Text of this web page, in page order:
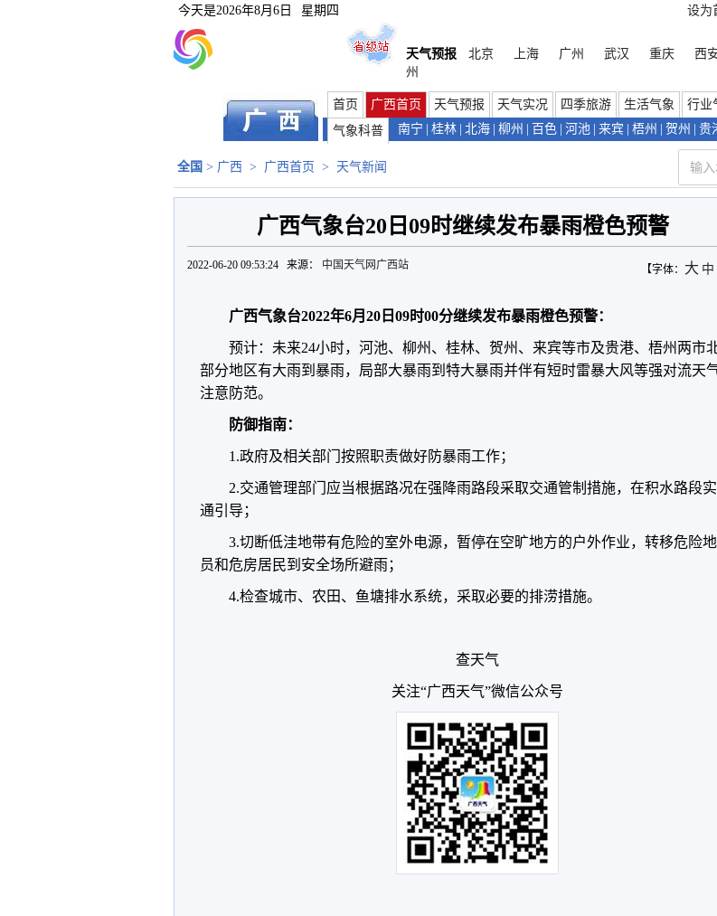
今天是2026年8月6日 星期四 设为
天气预报
北京 上海 广州 武汉 重庆 西
州
首页 广西首页 天气预报 天气实况 四季旅游 生活气象 行业
气象科普
南宁 桂林 北海 柳州 百色 河池 来宾 梧州 贺州 贵
全国 > 广西 > 广西首页 > 天气新闻
广西气象台20日09时继续发布暴雨橙色预警
【字体： 大 中
2022-06-20 09:53:24 来源： 中国天气网广西站
广西气象台2022年6月20日09时00分继续发布暴雨橙色预警：
预计：未来24小时，河池、柳州、桂林、贺州、来宾等市及贵港、梧州两市
部分地区有大雨到暴雨，局部大暴雨到特大暴雨并伴有短时雷暴大风等强对流天
注意防范。
防御指南：
1.政府及相关部门按照职责做好防暴雨工作；
2.交通管理部门应当根据路况在强降雨路段采取交通管制措施，在积水路段
通引导；
3.切断低洼地带有危险的室外电源，暂停在空旷地方的户外作业，转移危险
员和危房居民到安全场所避雨；
4.检查城市、农田、鱼塘排水系统，采取必要的排涝措施。
查天气
关注“广西天气”微信公众号